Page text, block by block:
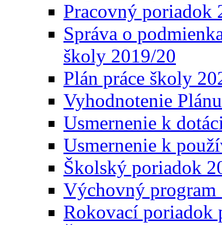
Pracovný poriadok
Správa o
školy 2019/20
Plán práce školy
Vyhodnotenie
Usmernenie k
Usmernenie k
Školský poriadok
Výchovný
Rokovací poriadok